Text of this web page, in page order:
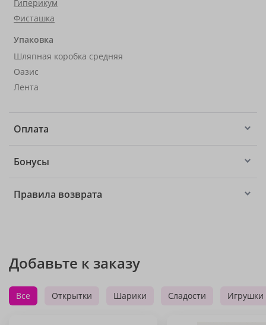
Гиперикум
Фисташка
Упаковка
Шляпная коробка средняя
Оазис
Лента
Оплата
Бонусы
Правила возврата
Добавьте к заказу
Все Открытки Шарики Сладости Игрушки